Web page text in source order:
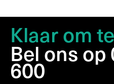
Klaar om
Bel ons op
600